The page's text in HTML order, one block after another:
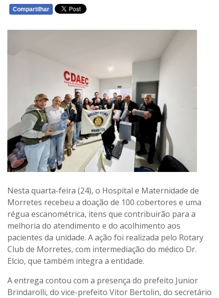
Compartilhar
Nesta quarta-feira (24), o Hospital e Maternidade de
Morretes recebeu a doação de 100 cobertores e uma
régua escanométrica, itens que contribuirão para a
melhoria do atendimento e do acolhimento aos
pacientes da unidade. A ação foi realizada pelo Rotary
Club de Morretes, com intermediação do médico Dr.
Elcio, que também integra a entidade.
A entrega contou com a presença do prefeito Junior
Brindarolli, do vice-prefeito Vitor Bertolin, do secretário